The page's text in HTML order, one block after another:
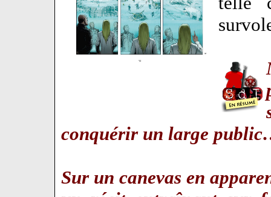
conquérir un large
Sur un canevas en